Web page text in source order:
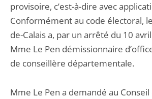
provisoire, c’est-à-dire avec
Conformément au code électoral,
de-Calais a, par un arrêté du 10
Mme Le Pen démissionnaire
de conseillère départementale.
Mme Le Pen a demandé au Conseil